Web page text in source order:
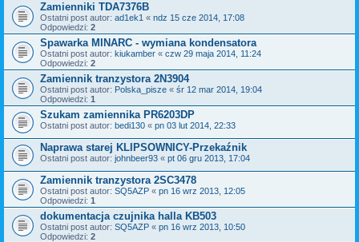
Zamienniki TDA7376B
Ostatni post autor: ad1ek1 « ndz 15 cze 2014, 17:08
Odpowiedzi: 2
Spawarka MINARC - wymiana kondensatora
Ostatni post autor: kiukamber « czw 29 maja 2014, 11:24
Odpowiedzi: 2
Zamiennik tranzystora 2N3904
Ostatni post autor: Polska_pisze « śr 12 mar 2014, 19:04
Odpowiedzi: 1
Szukam zamiennika PR6203DP
Ostatni post autor: bedi130 « pn 03 lut 2014, 22:33
Naprawa starej KLIPSOWNICY-Przekaźnik
Ostatni post autor: johnbeer93 « pt 06 gru 2013, 17:04
Zamiennik tranzystora 2SC3478
Ostatni post autor: SQ5AZP « pn 16 wrz 2013, 12:05
Odpowiedzi: 1
dokumentacja czujnika halla KB503
Ostatni post autor: SQ5AZP « pn 16 wrz 2013, 10:50
Odpowiedzi: 2